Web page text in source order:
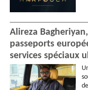
Alireza
passeports
services spéciaux